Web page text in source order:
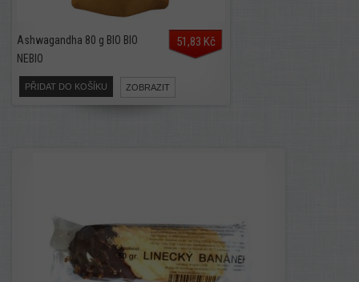
Ashwagandha 80 g BIO BIO
NEBIO
51,83 Kč
PŘIDAT DO KOŠÍKU ZOBRAZIT